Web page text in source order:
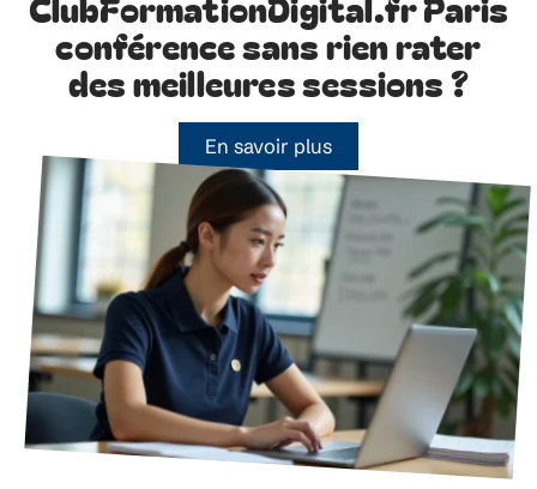
conférence sans rien rater
des meilleures sessions ?
En savoir plus